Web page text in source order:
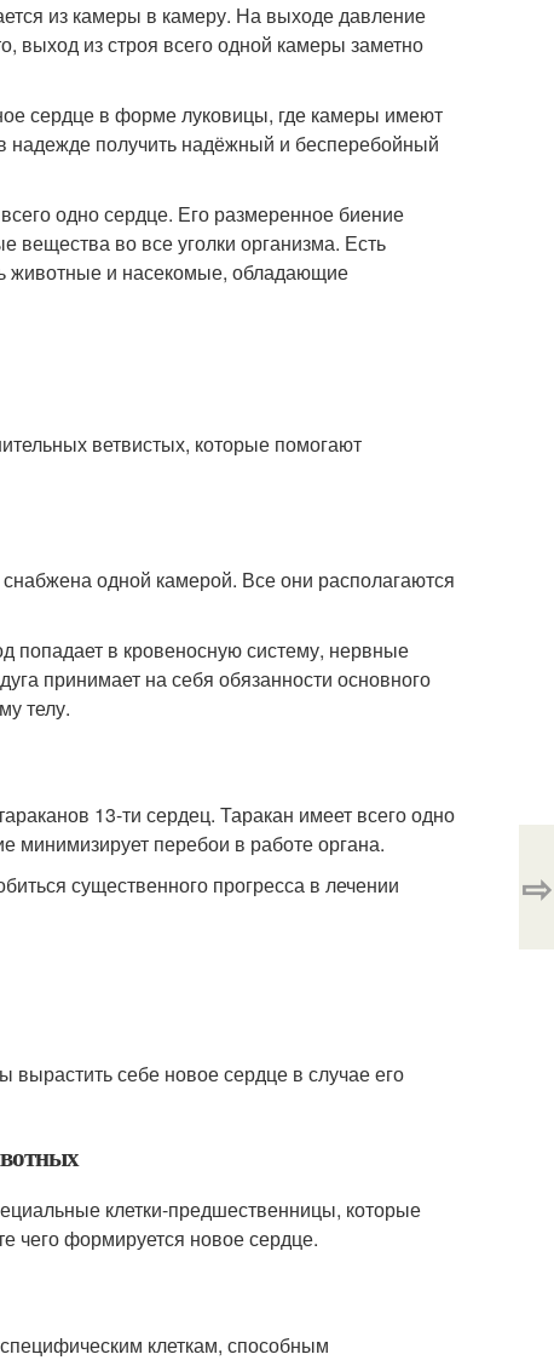
из камеры в камеру. На выходе давление
выход из строя всего одной камеры заметно
сердце в форме луковицы, где камеры имеют
надежде получить надёжный и бесперебойный
одно сердце. Его размеренное биение
вещества во все уголки организма. Есть
животные и насекомые, обладающие
ветвистых, которые помогают
одной камерой. Все они располагаются
попадает в кровеносную систему, нервные
принимает на себя обязанности основного
телу.
13-ти сердец. Таракан имеет всего одно
минимизирует перебои в работе органа.
существенного прогресса в лечении
себе новое сердце в случае его
клетки-предшественницы, которые
чего формируется новое сердце.
клеткам, способным
⇨